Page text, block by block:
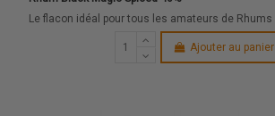
Le flacon idéal pour tous les amateurs de Rhums
Ajouter au panier